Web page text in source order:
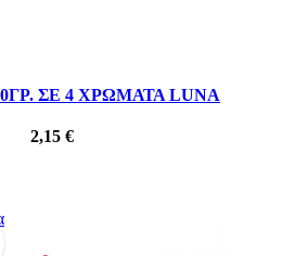
ΣΕ 4 ΧΡΩΜΑΤΑ LUNA
2,15 €